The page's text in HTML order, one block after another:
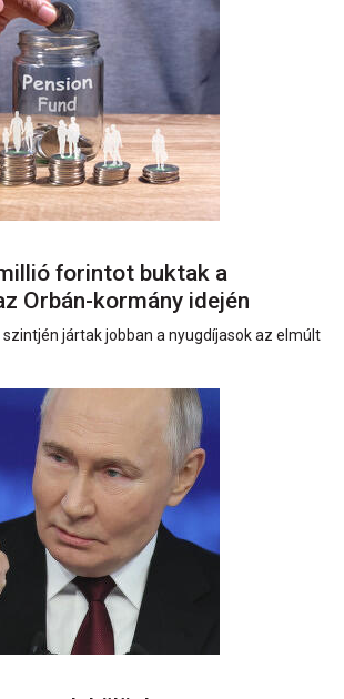
forintot buktak a
Orbán-kormány idején
jártak jobban a nyugdíjasok az elmúlt